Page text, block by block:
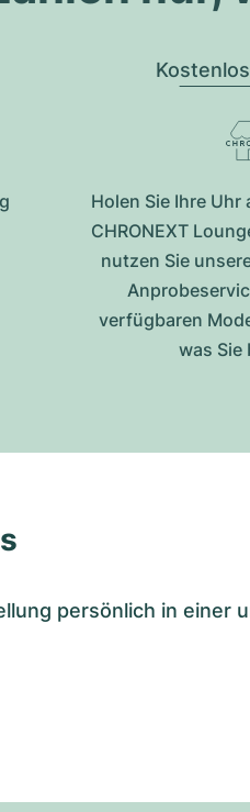
Holen Sie Ihre
CHRONEXT
nutzen Sie
verfügbaren
was Sie
persönlich in einer